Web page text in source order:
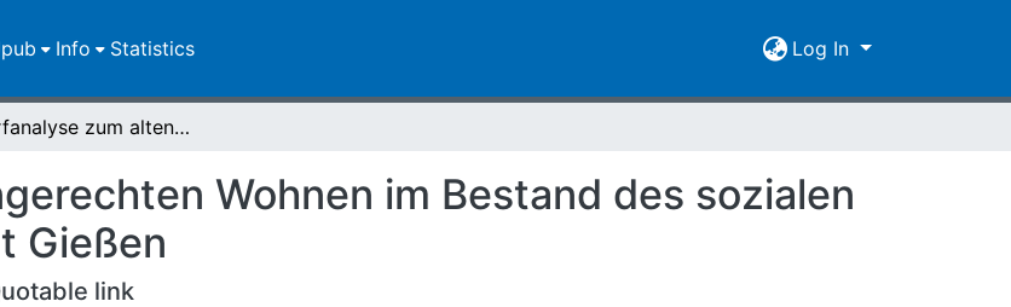
Info Statistics Log In
Bedarfanalyse zum altengerechten Wohnen im Bestand des sozialen Wohnungsbaus der Stadt Gießen
Wohnen im Bestand des sozialen
Gießen
link